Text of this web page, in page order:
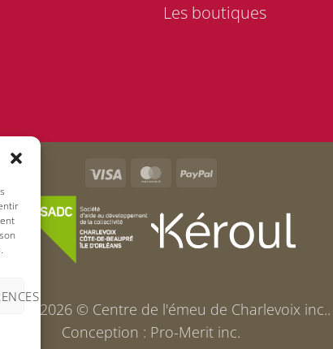
Les boutiques
Visa MasterCard
PayPal
2026 © Centre de l'émeu de Charlevoix inc..
Conception : Pro-Merit inc.